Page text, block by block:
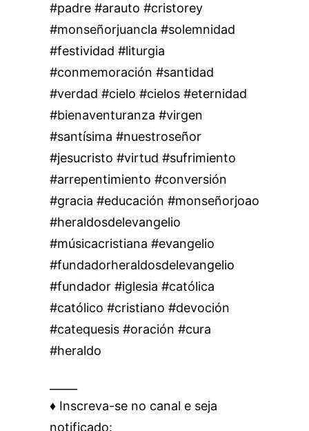
#padre #arauto #cristorey
#monseñorjuancla #solemnidad
#festividad #liturgia
#conmemoración #santidad
#verdad #cielo #cielos #eternidad
#bienaventuranza #virgen
#santísima #nuestroseñor
#jesucristo #virtud #sufrimiento
#arrepentimiento #conversión
#gracia #educación #monseñorjoao
#heraldosdelevangelio
#músicacristiana #evangelio
#fundadorheraldosdelevangelio
#fundador #iglesia #católica
#católico #cristiano #devoción
#catequesis #oración #cura
#heraldo
♦️ Inscreva-se no canal e seja
notificado: